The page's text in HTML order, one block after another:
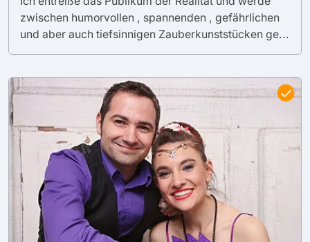
zwischen humorvollen , spannenden , gefährlichen
und aber auch tiefsinnigen Zauberkunststücken ge...